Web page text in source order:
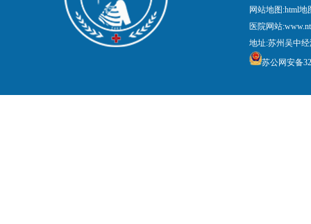
网站地图:html地
医院网站
地址:苏州吴中
苏公网安备